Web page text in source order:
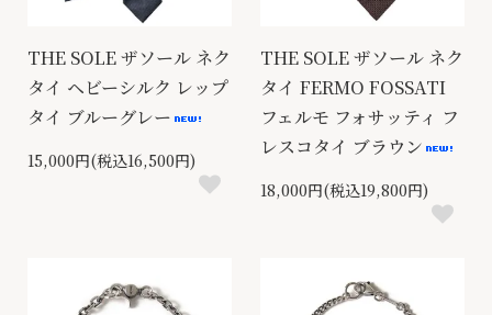
THE SOLE ザソール ネク
タイ ヘビーシルク レップ
タイ ブルーグレー
15,000円(税込16,500円)
THE SOLE ザソール ネク
タイ FERMO FOSSATI
フェルモ フォサッティ フ
レスコタイ ブラウン
18,000円(税込19,800円)